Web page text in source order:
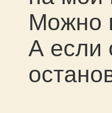
Можно
А если